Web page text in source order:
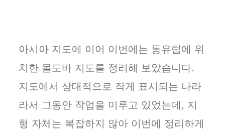
아시아 지도에 이어 이번에는 동유럽에 위
치한 몰도바 지도를 정리해 보았습니다.
지도에서 상대적으로 작게 표시되는 나라
라서 그동안 작업을 미루고 있었는데, 지
형 자체는 복잡하지 않아 이번에 정리하게